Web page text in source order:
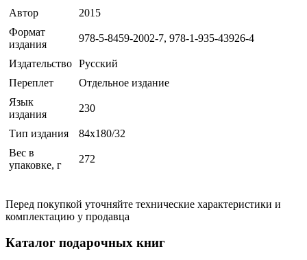
Автор
2015
Формат
издания
978-5-8459-2002-7, 978-1-935-43926-4
Издательство Русский
Переплет
Отдельное издание
Язык
издания
230
Тип издания
84x180/32
Вес в
упаковке, г
272
Перед покупкой уточняйте технические характеристики и
комплектацию у продавца
Каталог подарочных книг